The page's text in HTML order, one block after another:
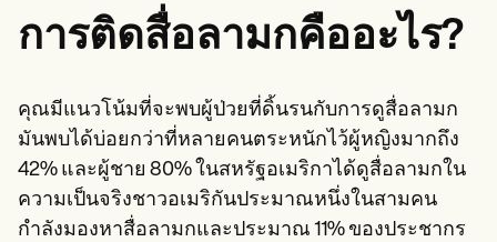
บล็อก
คู่มือทรัพยากร
คู่มือแอป
เทมเพลต
รหัส ICD
Procedure Codes
เทมเพลตซูเปอร์บิลล์
แม่แบบหมายเหตุ SOAP
เทมเพลตแผนการรักษา
การติดสื่อลามกคืออะไร?
คุณมีแนวโน้มที่จะพบผู้ป่วยที่ดิ้นรนกับการดูสื่อลามก
มันพบได้บ่อยกว่าที่หลายคนตระหนักไว้ผู้หญิงมากถึง
42% และผู้ชาย 80% ในสหรัฐอเมริกาได้ดูสื่อลามกใน
ความเป็นจริงชาวอเมริกันประมาณหนึ่งในสามคน
กำลังมองหาสื่อลามกและประมาณ 11% ของประชากร